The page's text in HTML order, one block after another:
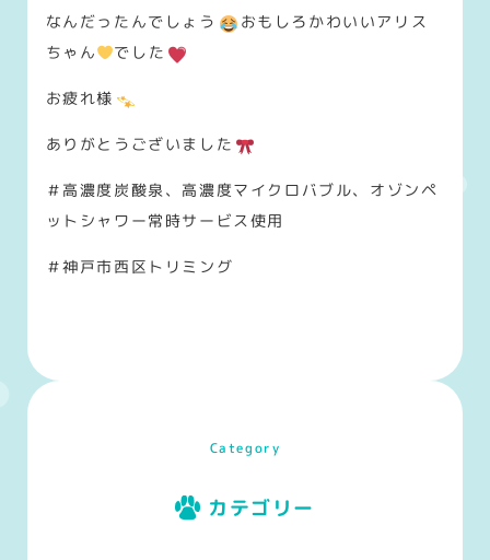
なんだったんでしょう
おもしろかわいいアリス
ちゃん
でした
お疲れ様
ありがとうございました
＃高濃度炭酸泉、高濃度マイクロバブル、オゾンペ
ットシャワー常時サービス使用
＃神戸市西区トリミング
Category
カテゴリー